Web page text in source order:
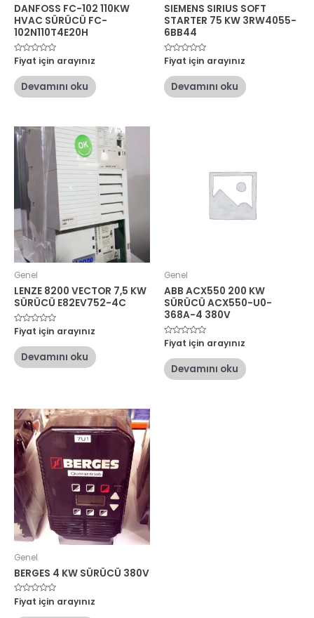
DANFOSS FC-102 110KW
HVAC SÜRÜCÜ FC-
102N110T4E20H
5
üzerinden
oy
aldı
Fiyat için arayınız
Devamını oku
SIEMENS SIRIUS SOFT
STARTER 75 KW 3RW4055-
6BB44
5
üzerinden
oy
aldı
Fiyat için arayınız
Devamını oku
Genel
LENZE 8200 VECTOR 7,5 KW
SÜRÜCÜ E82EV752-4C
5
üzerinden
oy
aldı
Fiyat için arayınız
Devamını oku
Genel
ABB ACX550 200 KW
SÜRÜCÜ ACX550-U0-
368A-4 380V
5
üzerinden
oy
aldı
Fiyat için arayınız
Devamını oku
Genel
BERGES 4 KW SÜRÜCÜ 380V
5
üzerinden
Fiyat için arayınız